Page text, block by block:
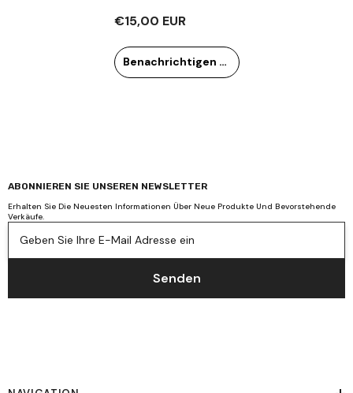
€15,00 EUR
Benachrichtigen Sie mich
ABONNIEREN SIE UNSEREN NEWSLETTER
Erhalten Sie Die Neuesten Informationen Über Neue Produkte Und Bevorstehende
Verkäufe.
Geben Sie Ihre E-Mail Adresse ein
Senden